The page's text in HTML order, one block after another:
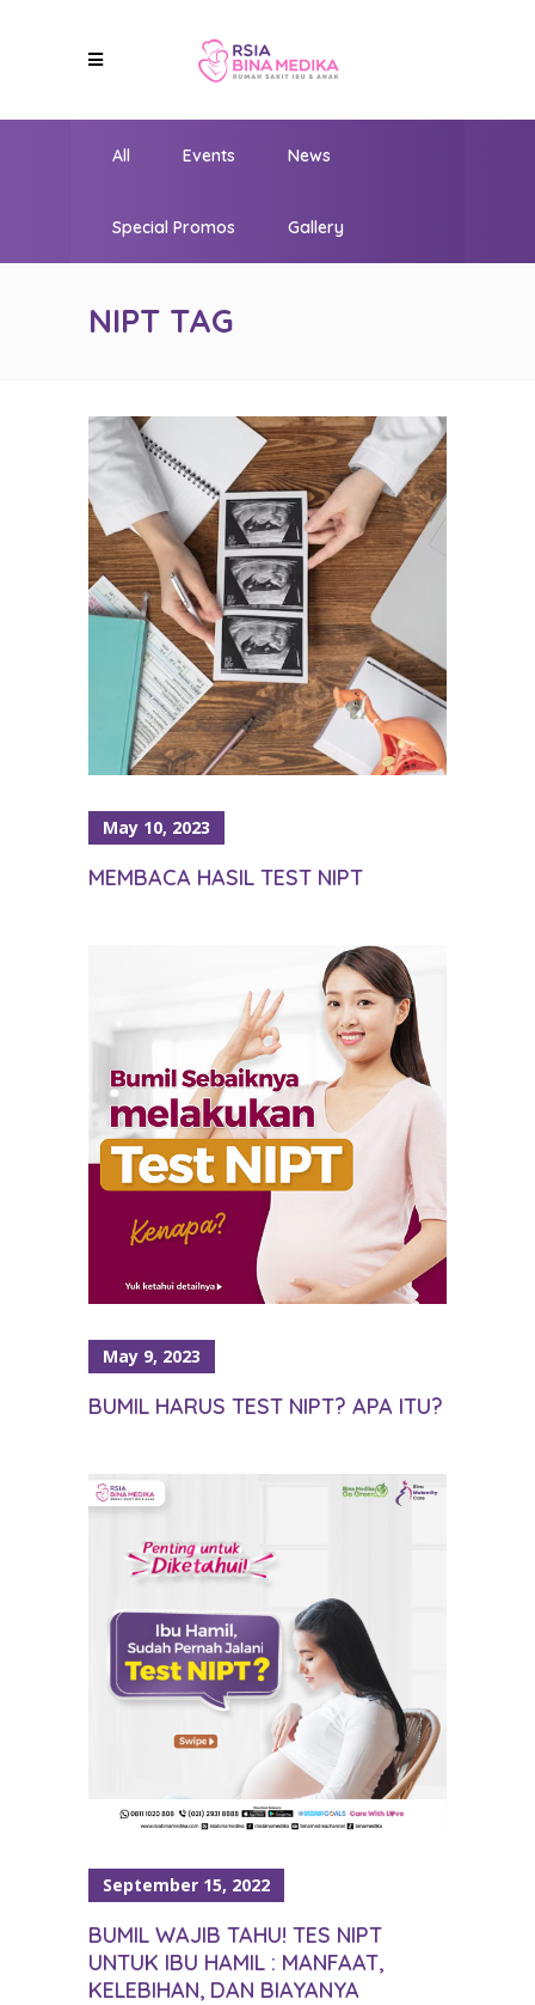
All Events News
Special Promos Gallery
NIPT TAG
May 10, 2023
MEMBACA HASIL TEST NIPT
May 9, 2023
BUMIL HARUS TEST NIPT? APA ITU?
September 15, 2022
BUMIL WAJIB TAHU! TES NIPT
UNTUK IBU HAMIL : MANFAAT,
KELEBIHAN, DAN BIAYANYA